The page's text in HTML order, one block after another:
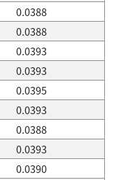
0.0388
0.0388
0.0393
0.0393
0.0395
0.0393
0.0388
0.0393
0.0390